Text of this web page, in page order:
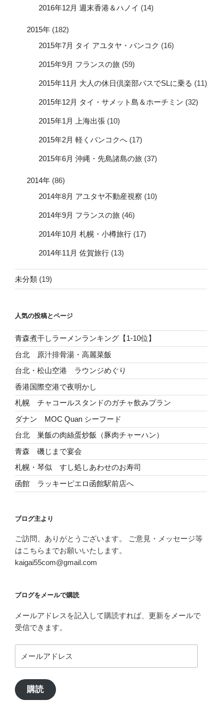
2016年12月 週末香港＆ハノイ (14)
2015年 (182)
2015年7月 タイ アユタヤ・バンコク (16)
2015年9月 フランスの旅 (59)
2015年11月 大人の休日倶楽部パスでSLに乗る (11)
2015年12月 タイ・サメット島＆ホーチミン (32)
2015年1月 上海出張 (10)
2015年2月 軽くバンコクへ (17)
2015年6月 沖縄・先島諸島の旅 (37)
2014年 (86)
2014年8月 アユタヤ不動産視察 (10)
2014年9月 フランスの旅 (46)
2014年10月 札幌・小樽旅行 (17)
2014年11月 佐賀旅行 (13)
未分類 (19)
人気の投稿とページ
青森煮干しラーメンランキング【1-10位】
台北 原汁排骨湯・高麗菜飯
台北・松山空港 ラウンジめぐり
香港国際空港で夜明かし
札幌 チャコールスタンドのガチャ飲みプラン
ダナン MOC Quan シーフード
台北 巣飯の肉絲蛋炒飯（豚肉チャーハン）
青森 磯じまで宴会
札幌・琴似 すし処しあわせのお寿司
函館 ラッキーピエロ函館駅前店へ
ブログ主より
ご訪問、ありがとうございます。 ご意見・メッセージ等
はこちらまでお願いいたします。
kaigai55com@gmail.com
ブログをメールで購読
メールアドレスを記入して購読すれば、更新をメールで
受信できます。
ー
ア
ド
購読